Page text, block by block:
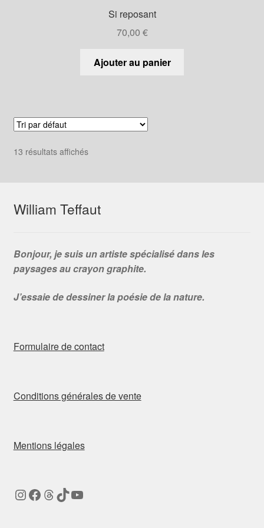
Si reposant
70,00 €
Ajouter au panier
13 résultats affichés
William Teffaut
Bonjour, je suis un artiste spécialisé dans les
paysages au crayon graphite.
J’essaie de dessiner la poésie de la nature.
Formulaire de contact
Conditions générales de vente
Mentions légales
Instagram
Facebook
Threads
TikTok
YouTube